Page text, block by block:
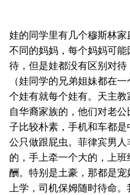
娃的同学里有几个穆斯林
不同的妈妈，每个妈妈可
待，但是娃都没有区别对
（娃同学的兄弟姐妹都在
个娃有就每个娃有。天主
自华裔家族的，他们对老
子比较朴素，手机和车都
公只做跟屁虫。菲律宾男
的，手上牵一个大的，上
酬。特别是土豪，那都是
上学，司机保姆随时待命